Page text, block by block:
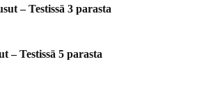
– Testissä 3 parasta
– Testissä 5 parasta